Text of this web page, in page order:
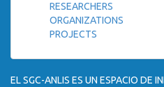
RESEARCHERS
ORGANIZATIONS
PROJECTS
EL SGC-ANLIS ES UN ESPACIO DE